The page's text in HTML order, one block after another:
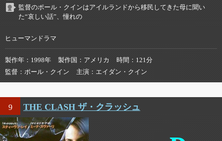
監督のポール・クインはアイルランドから移民してきた母に聞い
た“哀しい話”、憧れの
ヒューマンドラマ
製作年 1998年 製作国 アメリカ 時間
121分
監督
ポール・クイン 主演 エイダン・クイン
9 THE CLASH ザ・クラッシュ